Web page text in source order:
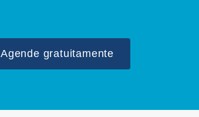
Agende gratuitamente